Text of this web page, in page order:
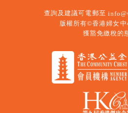
查詢及建議可電郵至
版權所有©香港婦女中
獲豁免繳稅的